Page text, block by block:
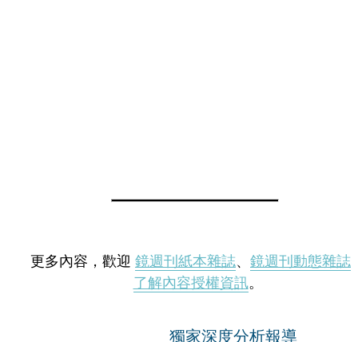
更多內容，歡迎 鏡週刊紙本雜誌、 鏡週刊動態雜誌
了解內容授權資訊。
獨家深度分析報導